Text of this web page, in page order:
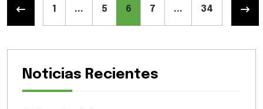
1 ... 5 6 7 ... 34
Noticias Recientes